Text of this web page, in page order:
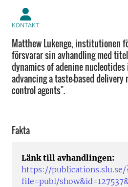
KONTAKT
Matthew Lukenge, institutionen
försvarar sin avhandling med
dynamics of adenine
advancing a taste-based
control agents".
Fakta
Länk till avhandlingen:
https://publications.slu.se/
file=publ/